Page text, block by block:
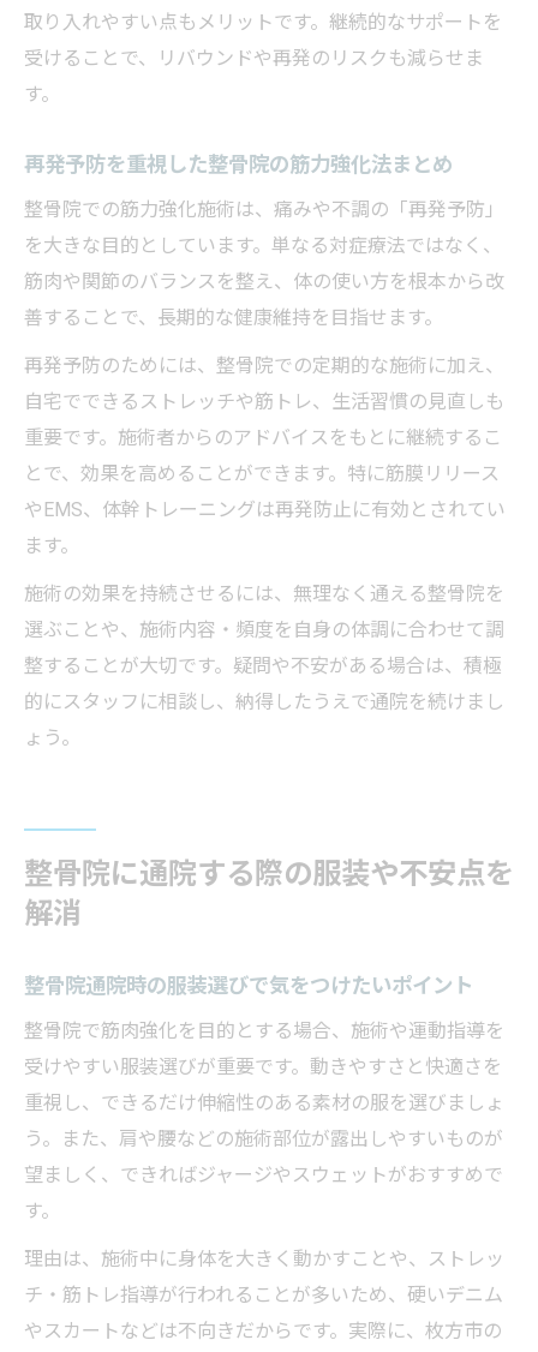
取り入れやすい点もメリットです。継続的なサポートを
受けることで、リバウンドや再発のリスクも減らせま
す。
再発予防を重視した整骨院の筋力強化法まとめ
整骨院での筋力強化施術は、痛みや不調の「再発予防」
を大きな目的としています。単なる対症療法ではなく、
筋肉や関節のバランスを整え、体の使い方を根本から改
善することで、長期的な健康維持を目指せます。
再発予防のためには、整骨院での定期的な施術に加え、
自宅でできるストレッチや筋トレ、生活習慣の見直しも
重要です。施術者からのアドバイスをもとに継続するこ
とで、効果を高めることができます。特に筋膜リリース
やEMS、体幹トレーニングは再発防止に有効とされてい
ます。
施術の効果を持続させるには、無理なく通える整骨院を
選ぶことや、施術内容・頻度を自身の体調に合わせて調
整することが大切です。疑問や不安がある場合は、積極
的にスタッフに相談し、納得したうえで通院を続けまし
ょう。
整骨院に通院する際の服装や不安点を
解消
整骨院通院時の服装選びで気をつけたいポイント
整骨院で筋肉強化を目的とする場合、施術や運動指導を
受けやすい服装選びが重要です。動きやすさと快適さを
重視し、できるだけ伸縮性のある素材の服を選びましょ
う。また、肩や腰などの施術部位が露出しやすいものが
望ましく、できればジャージやスウェットがおすすめで
す。
理由は、施術中に身体を大きく動かすことや、ストレッ
チ・筋トレ指導が行われることが多いため、硬いデニム
やスカートなどは不向きだからです。実際に、枚方市の